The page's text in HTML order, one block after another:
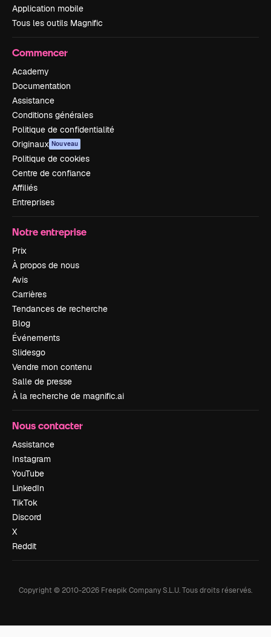
Application mobile
Tous les outils Magnific
Commencer
Academy
Documentation
Assistance
Conditions générales
Politique de confidentialité
Originaux Nouveau
Politique de cookies
Centre de confiance
Affiliés
Entreprises
Notre entreprise
Prix
À propos de nous
Avis
Carrières
Tendances de recherche
Blog
Événements
Slidesgo
Vendre mon contenu
Salle de presse
À la recherche de magnific.ai
Nous contacter
Assistance
Instagram
YouTube
LinkedIn
TikTok
Discord
X
Reddit
Copyright © 2010-2026 Freepik Company S.L.U.Tous droits réservés.